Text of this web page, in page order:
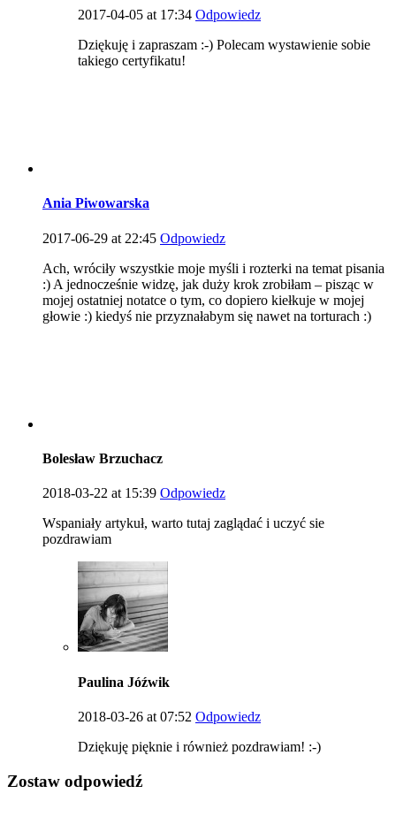
2017-04-05 at 17:34 Odpowiedz
Dziękuję i zapraszam :-) Polecam wystawienie sobie
takiego certyfikatu!
Ania Piwowarska
2017-06-29 at 22:45 Odpowiedz
Ach, wróciły wszystkie moje myśli i rozterki na temat pisania
:) A jednocześnie widzę, jak duży krok zrobiłam – pisząc w
mojej ostatniej notatce o tym, co dopiero kiełkuje w mojej
głowie :) kiedyś nie przyznałabym się nawet na torturach :)
Bolesław Brzuchacz
2018-03-22 at 15:39 Odpowiedz
Wspaniały artykuł, warto tutaj zaglądać i uczyć sie
pozdrawiam
Paulina Jóźwik
2018-03-26 at 07:52 Odpowiedz
Dziękuję pięknie i również pozdrawiam! :-)
Zostaw odpowiedź